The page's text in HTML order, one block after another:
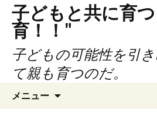
子どもと共に育
育！！"
子どもの可能性を引
て親も育つのだ。
メニュー